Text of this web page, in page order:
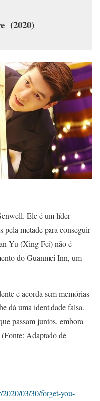
(2020)
Ele é um líder
pela metade para conseguir
Yu (Xing Fei) não é
do Guanmei Inn, um
e acorda sem memórias
dá uma identidade falsa.
passam juntos, embora
Adaptado de
03/30/forget-you-